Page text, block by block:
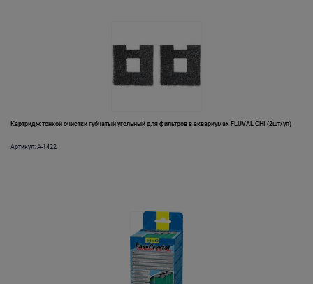
Картридж тонкой очистки губчатый угольный для фильтров в аквариумах FLUVAL CHI (2шт/уп)
Артикул: A-1422